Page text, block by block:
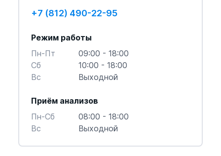
+7 (812) 490-22-95
Режим работы
Пн-Пт
09:00 - 18:00
Cб
10:00 - 18:00
Вс
Выходной
Приём анализов
Пн-Cб
08:00 - 18:00
Вс
Выходной